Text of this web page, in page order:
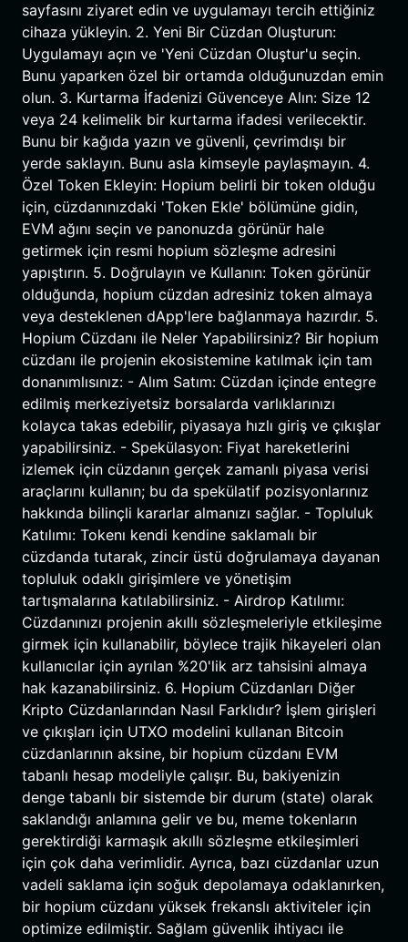
sayfasını ziyaret edin ve uygulamayı tercih ettiğiniz
cihaza yükleyin. 2. Yeni Bir Cüzdan Oluşturun:
Uygulamayı açın ve 'Yeni Cüzdan Oluştur'u seçin.
Bunu yaparken özel bir ortamda olduğunuzdan emin
olun. 3. Kurtarma İfadenizi Güvenceye Alın: Size 12
veya 24 kelimelik bir kurtarma ifadesi verilecektir.
Bunu bir kağıda yazın ve güvenli, çevrimdışı bir
yerde saklayın. Bunu asla kimseyle paylaşmayın. 4.
Özel Token Ekleyin: Hopium belirli bir token olduğu
için, cüzdanınızdaki 'Token Ekle' bölümüne gidin,
EVM ağını seçin ve panonuzda görünür hale
getirmek için resmi hopium sözleşme adresini
yapıştırın. 5. Doğrulayın ve Kullanın: Token görünür
olduğunda, hopium cüzdan adresiniz token almaya
veya desteklenen dApp'lere bağlanmaya hazırdır. 5.
Hopium Cüzdanı ile Neler Yapabilirsiniz? Bir hopium
cüzdanı ile projenin ekosistemine katılmak için tam
donanımlısınız: - Alım Satım: Cüzdan içinde entegre
edilmiş merkeziyetsiz borsalarda varlıklarınızı
kolayca takas edebilir, piyasaya hızlı giriş ve çıkışlar
yapabilirsiniz. - Spekülasyon: Fiyat hareketlerini
izlemek için cüzdanın gerçek zamanlı piyasa verisi
araçlarını kullanın; bu da spekülatif pozisyonlarınız
hakkında bilinçli kararlar almanızı sağlar. - Topluluk
Katılımı: Tokenı kendi kendine saklamalı bir
cüzdanda tutarak, zincir üstü doğrulamaya dayanan
topluluk odaklı girişimlere ve yönetişim
tartışmalarına katılabilirsiniz. - Airdrop Katılımı:
Cüzdanınızı projenin akıllı sözleşmeleriyle etkileşime
girmek için kullanabilir, böylece trajik hikayeleri olan
kullanıcılar için ayrılan %20'lik arz tahsisini almaya
hak kazanabilirsiniz. 6. Hopium Cüzdanları Diğer
Kripto Cüzdanlarından Nasıl Farklıdır? İşlem girişleri
ve çıkışları için UTXO modelini kullanan Bitcoin
cüzdanlarının aksine, bir hopium cüzdanı EVM
tabanlı hesap modeliyle çalışır. Bu, bakiyenizin
denge tabanlı bir sistemde bir durum (state) olarak
saklandığı anlamına gelir ve bu, meme tokenların
gerektirdiği karmaşık akıllı sözleşme etkileşimleri
için çok daha verimlidir. Ayrıca, bazı cüzdanlar uzun
vadeli saklama için soğuk depolamaya odaklanırken,
bir hopium cüzdanı yüksek frekanslı aktiviteler için
optimize edilmiştir. Sağlam güvenlik ihtiyacı ile